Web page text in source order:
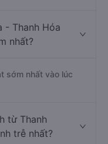
- Thanh Hóa
nhất?
sớm nhất vào lúc
từ Thanh
trễ nhất?